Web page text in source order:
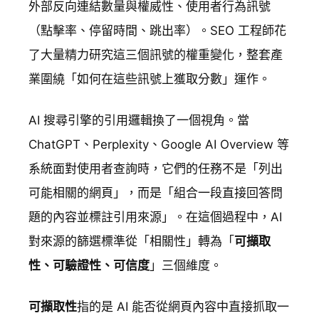
外部反向連結數量與權威性、使用者行為訊號
（點擊率、停留時間、跳出率）。SEO 工程師花
了大量精力研究這三個訊號的權重變化，整套產
業圍繞「如何在這些訊號上獲取分數」運作。
AI 搜尋引擎的引用邏輯換了一個視角。當
ChatGPT、Perplexity、Google AI Overview 等
系統面對使用者查詢時，它們的任務不是「列出
可能相關的網頁」，而是「組合一段直接回答問
題的內容並標註引用來源」。在這個過程中，AI
對來源的篩選標準從「相關性」轉為「 可擷取
性、可驗證性、可信度 」三個維度。
可擷取性指的是 AI 能否從網頁內容中直接抓取一